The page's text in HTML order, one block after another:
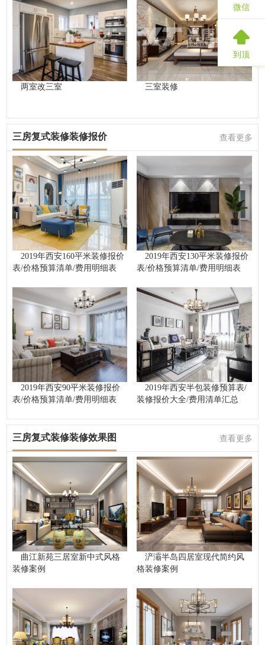
两室改三室 三室装修
三房复式装修装修报价 查看更多
2019年西安160平米装修报价
表/价格预算清单/费用明细表
2019年西安130平米装修报价
表/价格预算清单/费用明细表
2019年西安90平米装修报价
表/价格预算清单/费用明细表
2019年西安半包装修预算表/
装修报价大全/费用清单汇总
三房复式装修装修效果图 查看更多
曲江新苑三居室新中式风格
装修案例
浐灞半岛四居室现代简约风
格装修案例
微信
到顶